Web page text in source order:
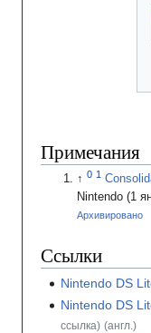
Примечания
Nintendo (1
Архивировано
Ссылки
Nintendo DS
Nintendo DS
ссылка) (англ.)